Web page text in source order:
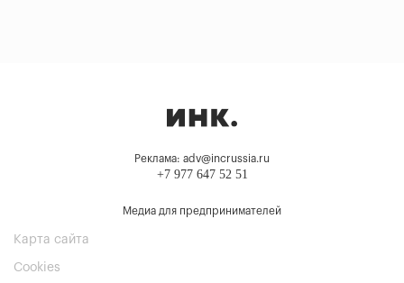
Реклама: adv@incrussia.ru
+7 977 647 52 51
Медиа для предпринимателей
Карта сайта
Cookies